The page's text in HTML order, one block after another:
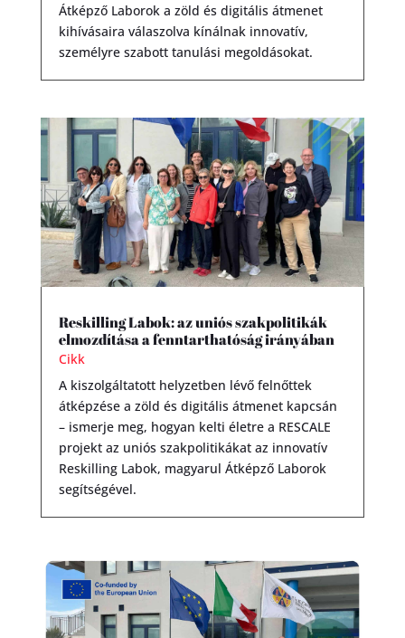
Átképző Laborok a zöld és digitális átmenet
kihívásaira válaszolva kínálnak innovatív,
személyre szabott tanulási megoldásokat.
Reskilling Labok: az uniós szakpolitikák
elmozdítása a fenntarthatóság irányában
Cikk
A kiszolgáltatott helyzetben lévő felnőttek
átképzése a zöld és digitális átmenet kapcsán
– ismerje meg, hogyan kelti életre a RESCALE
projekt az uniós szakpolitikákat az innovatív
Reskilling Labok, magyarul Átképző Laborok
segítségével.